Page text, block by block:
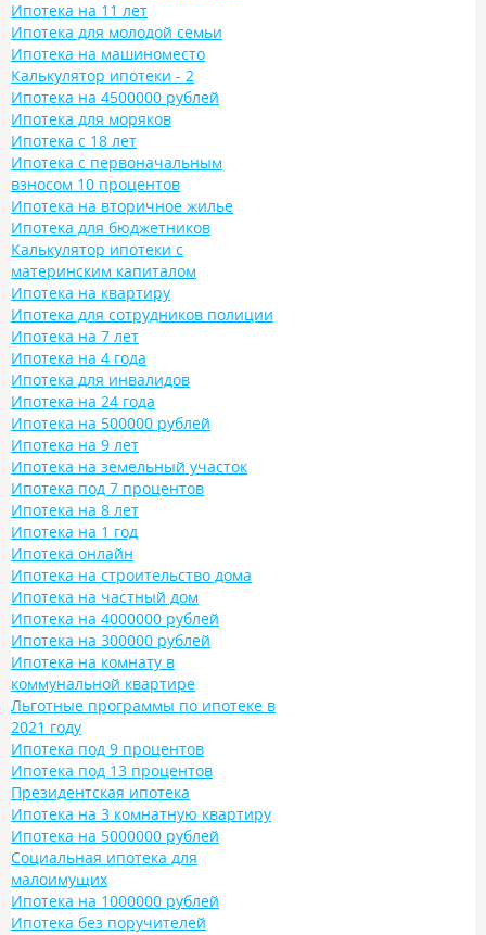
Ипотека на 11 лет
Ипотека для молодой семьи
Ипотека на машиноместо
Калькулятор ипотеки - 2
Ипотека на 4500000 рублей
Ипотека для моряков
Ипотека с 18 лет
Ипотека с первоначальным
взносом 10 процентов
Ипотека на вторичное жилье
Ипотека для бюджетников
Калькулятор ипотеки с
материнским капиталом
Ипотека на квартиру
Ипотека для сотрудников полиции
Ипотека на 7 лет
Ипотека на 4 года
Ипотека для инвалидов
Ипотека на 24 года
Ипотека на 500000 рублей
Ипотека на 9 лет
Ипотека на земельный участок
Ипотека под 7 процентов
Ипотека на 8 лет
Ипотека на 1 год
Ипотека онлайн
Ипотека на строительство дома
Ипотека на частный дом
Ипотека на 4000000 рублей
Ипотека на 300000 рублей
Ипотека на комнату в
коммунальной квартире
Льготные программы по ипотеке в
2021 году
Ипотека под 9 процентов
Ипотека под 13 процентов
Президентская ипотека
Ипотека на 3 комнатную квартиру
Ипотека на 5000000 рублей
Социальная ипотека для
малоимущих
Ипотека на 1000000 рублей
Ипотека без поручителей